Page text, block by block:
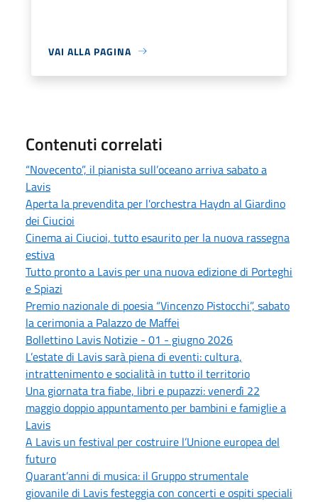
VAI ALLA PAGINA
Contenuti correlati
“Novecento”, il pianista sull’oceano arriva sabato a
Lavis
Aperta la prevendita per l'orchestra Haydn al Giardino
dei Ciucioi
Cinema ai Ciucioi, tutto esaurito per la nuova rassegna
estiva
Tutto pronto a Lavis per una nuova edizione di Porteghi
e Spiazi
Premio nazionale di poesia “Vincenzo Pistocchi”, sabato
la cerimonia a Palazzo de Maffei
Bollettino Lavis Notizie - 01 - giugno 2026
L’estate di Lavis sarà piena di eventi: cultura,
intrattenimento e socialità in tutto il territorio
Una giornata tra fiabe, libri e pupazzi: venerdì 22
maggio doppio appuntamento per bambini e famiglie a
Lavis
A Lavis un festival per costruire l’Unione europea del
futuro
Quarant’anni di musica: il Gruppo strumentale
giovanile di Lavis festeggia con concerti e ospiti speciali